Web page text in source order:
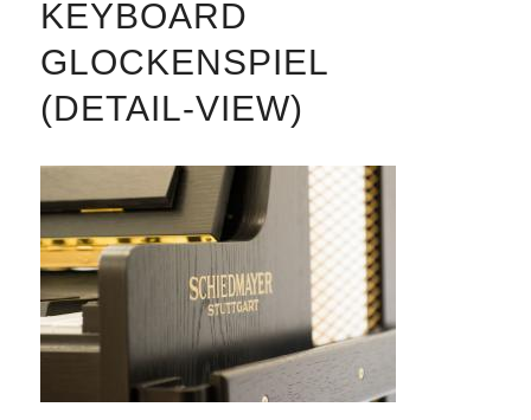
KEYBOARD
GLOCKENSPIEL
(DETAIL-VIEW)